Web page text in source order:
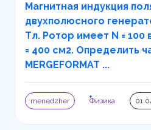
Магнитная индукция
двухполюсного
Тл. Ротор имеет N =
= 400 см2. Определить
MERGEFORMAT ...
menedzher Физика